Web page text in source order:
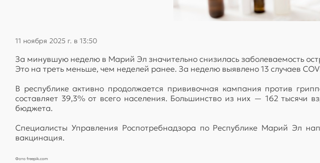
11 ноября 2025 г. в 13:50
За минувшую неделю в Марий Эл значительно снизилась заболеваемость
Это на треть меньше, чем неделей ранее. За неделю выявлено 13 случаев
В республике активно продолжается прививочная кампания против
составляет 39,3% от всего населения. Большинство из них — 162 тысячи
бюджета.
Специалисты Управления Роспотребнадзора по Республике Марий Эл
вакцинация.
Фото freepik.com